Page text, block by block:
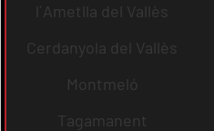
l´Ametlla del Vallès
Cerdanyola del Vallès
Montmeló
Tagamanent